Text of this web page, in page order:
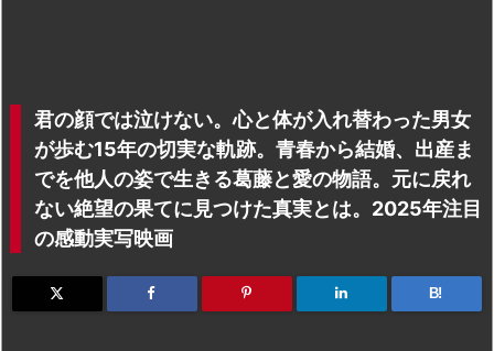
君の顔では泣けない。心と体が入れ替わった男女
が歩む15年の切実な軌跡。青春から結婚、出産ま
でを他人の姿で生きる葛藤と愛の物語。元に戻れ
ない絶望の果てに見つけた真実とは。2025年注目
の感動実写映画
B!